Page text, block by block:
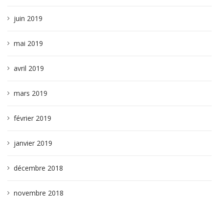
juin 2019
mai 2019
avril 2019
mars 2019
février 2019
janvier 2019
décembre 2018
novembre 2018